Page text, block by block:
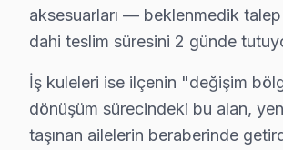
• Kağıthane'de taşıma masrafı ve
• Kağıthane'de arıza anında teşhis
• Kağıthane servisimizde orijinal
• Kağıthane'de 2 yıl işçilik garantisi
Kağıthane'da Finlux yetkili servis
aksesuarları — beklenmedik talep
dahi teslim süresini 2 günde
İş kuleleri ise ilçenin "değişim
dönüşüm sürecindeki bu alan,
taşınan ailelerin beraberinde